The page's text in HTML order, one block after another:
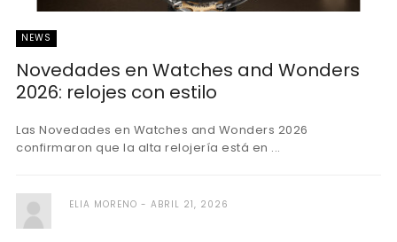
NEWS
Novedades en Watches and Wonders
2026: relojes con estilo
Las Novedades en Watches and Wonders 2026
confirmaron que la alta relojería está en ...
ELIA MORENO ABRIL 21, 2026